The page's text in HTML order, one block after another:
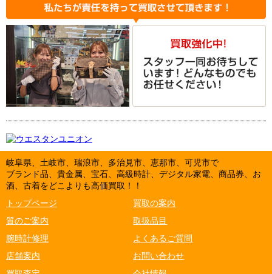
岐阜県、土岐市、瑞浪市、多治見市、恵那市、可児市で
ブランド品、貴金属、宝石、高級時計、デジタル家電、商品券、お
酒、古着をどこよりも高価買取！！
トップページ
買取の案内
質のご案内
取扱品目
腕時計修理
よくあるご質問
店舗案内
お問い合わせ